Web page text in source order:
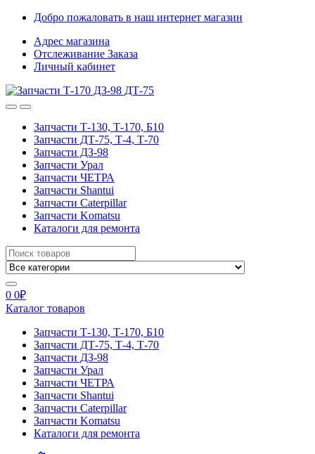
Skip
navigation
Skip
content
Добро пожаловать в наш интернет магазин
Адрес магазина
Отслеживание Заказа
Личный кабинет
Запчасти Т-130, Т-170, Б10
Запчасти ДТ-75, Т-4, Т-70
Запчасти ДЗ-98
Запчасти Урал
Запчасти ЧЕТРА
Запчасти Shantui
Запчасти Caterpillar
Запчасти Komatsu
Каталоги для ремонта
Search
for:
0 0₽
Каталог товаров
Запчасти Т-130, Т-170, Б10
Запчасти ДТ-75, Т-4, Т-70
Запчасти ДЗ-98
Запчасти Урал
Запчасти ЧЕТРА
Запчасти Shantui
Запчасти Caterpillar
Запчасти Komatsu
Каталоги для ремонта